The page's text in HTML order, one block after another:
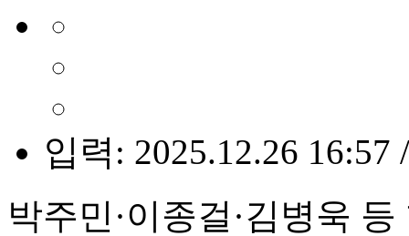
입력: 2025.12.26 16:57
박주민·이종걸·김병욱 등